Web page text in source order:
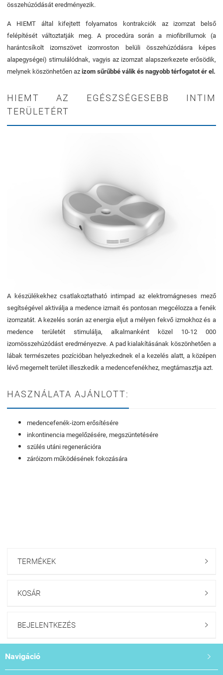
összehúzódását eredményezik.
A HIEMT által kifejtett folyamatos kontrakciók az izomzat belső
felépítését változtatják meg. A procedúra során a miofibrillumok (a
harántcsíkolt izomszövet izomroston belüli összehúzódásra képes
alapegységei) stimulálódnak, vagyis az izomzat alapszerkezete erősödik,
melynek köszönhetően az izom sűrűbbé válik és nagyobb térfogatot ér el.
HIEMT AZ EGÉSZSÉGESEBB INTIM
TERÜLETÉRT
A készülékekhez csatlakoztatható intimpad az elektromágneses mező
segítségével aktiválja a medence izmait és pontosan megcélozza a fenék
izomzatát. A kezelés során az energia eljut a mélyen fekvő izmokhoz és a
medence területét stimulálja, alkalmanként közel 10-12 000
izomösszehúzódást eredményezve. A pad kialakításának köszönhetően a
lábak természetes pozícióban helyezkednek el a kezelés alatt, a középen
lévő megemelt terület illeszkedik a medencefenékhez, megtámasztja azt.
HASZNÁLATA AJÁNLOTT:
medencefenék-izom erősítésére
inkontinencia megelőzésére, megszüntetésére
szülés utáni regenerációra
záróizom működésének fokozására
TERMÉKEK 
KOSÁR 
BEJELENTKEZÉS 
Navigáció 